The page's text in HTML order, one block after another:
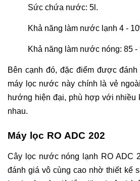
Sức chứa nước: 5l.
Khả năng làm nước lạnh 4 -
Khả năng làm nước nóng: 85 -
Bên cạnh đó, đặc điểm được
máy lọc nước này chính là vẻ
hướng hiện đại, phù hợp với nhiều
nhau.
Máy lọc RO ADC 202
Cây lọc nước nóng lạnh RO ADC
đánh giá vô cùng cao nhờ thiết kế